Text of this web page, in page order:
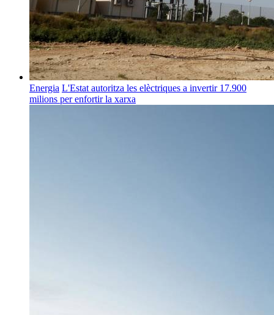
Energia L'Estat autoritza les elèctriques a invertir 17.900
milions per enfortir la xarxa